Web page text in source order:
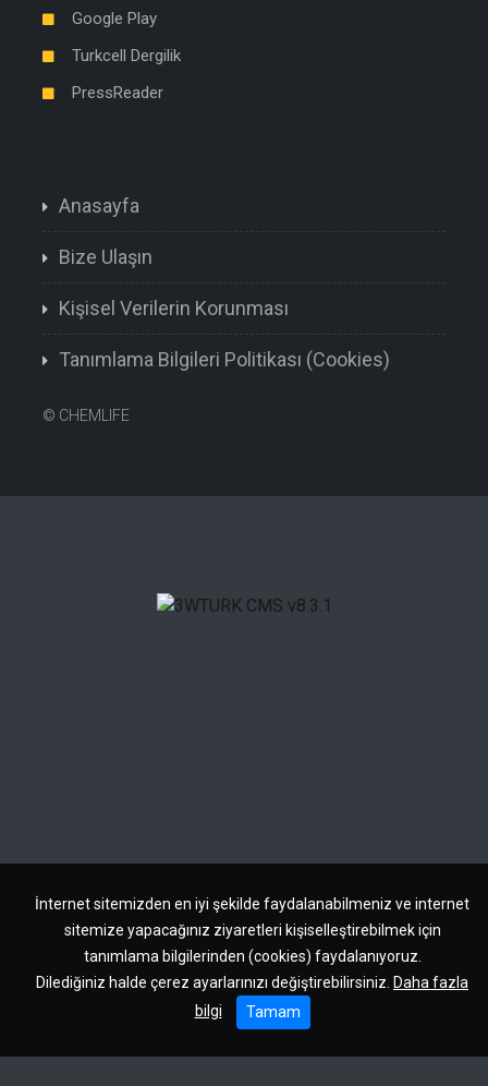
İnternet sitemizden en iyi şekilde faydalanabilmeniz ve internet
sitemize yapacağınız ziyaretleri kişiselleştirebilmek için
tanımlama bilgilerinden (cookies) faydalanıyoruz.
Dilediğiniz halde çerez ayarlarınızı değiştirebilirsiniz. Daha fazla
bilgi
Tamam
Google Play
Turkcell Dergilik
PressReader
Anasayfa
Bize Ulaşın
Kişisel Verilerin Korunması
Tanımlama Bilgileri Politikası (Cookies)
© CHEMLIFE